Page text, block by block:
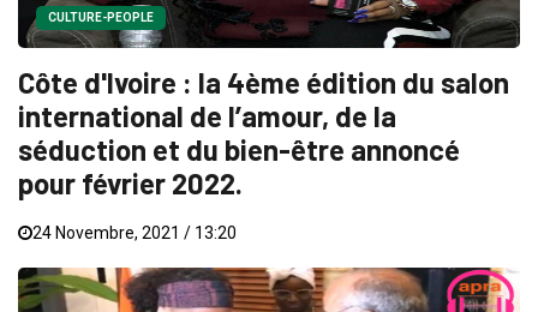
CULTURE-PEOPLE
Côte d'Ivoire : la 4ème édition du salon
international de l’amour, de la
séduction et du bien-être annoncé
pour février 2022.
24 Novembre, 2021 / 13:20